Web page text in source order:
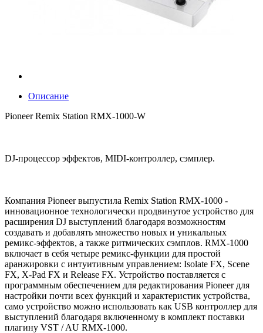
Описание
Pioneer Remix Station RMX-1000-W
DJ-процессор эффектов, MIDI-контроллер, сэмплер.
Компания Pioneer выпустила Remix Station RMX-1000 -
инновационное технологически продвинутое устройство для
расширения DJ выступлений благодаря возможностям
создавать и добавлять множество новых и уникальных
ремикс-эффектов, а также ритмических сэмплов. RMX-1000
включает в себя четыре ремикс-функции для простой
аранжировки с интуитивным управлением: Isolate FX, Scene
FX, X-Pad FX и Release FX. Устройство поставляется с
программным обеспечением для редактирования Pioneer для
настройки почти всех функций и характеристик устройства,
само устройство можно использовать как USB контроллер для
выступлений благодаря включенному в комплект поставки
плагину VST / AU RMX-1000.